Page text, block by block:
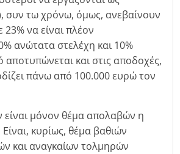
συν τω χρόνω, όμως, ανεβαίνουν
23% να είναι πλέον
ανώτατα στελέχη και 10%
αποτυπώνεται και στις αποδοχές,
πάνω από 100.000 ευρώ τον
είναι μόνον θέμα απολαβών η
κυρίως, θέμα βαθιών
και αναγκαίων τολμηρών